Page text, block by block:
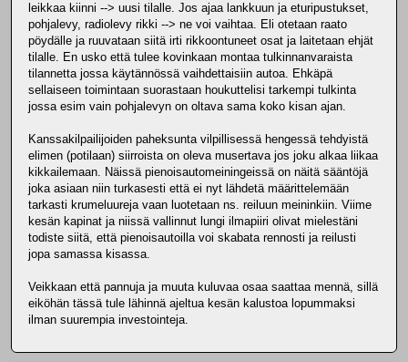
leikkaa kiinni --> uusi tilalle. Jos ajaa lankkuun ja eturipustukset,
pohjalevy, radiolevy rikki --> ne voi vaihtaa. Eli otetaan raato
pöydälle ja ruuvataan siitä irti rikkoontuneet osat ja laitetaan ehjät
tilalle. En usko että tulee kovinkaan montaa tulkinnanvaraista
tilannetta jossa käytännössä vaihdettaisiin autoa. Ehkäpä
sellaiseen toimintaan suorastaan houkuttelisi tarkempi tulkinta
jossa esim vain pohjalevyn on oltava sama koko kisan ajan.
Kanssakilpailijoiden paheksunta vilpillisessä hengessä tehdyistä
elimen (potilaan) siirroista on oleva musertava jos joku alkaa liikaa
kikkailemaan. Näissä pienoisautomeiningeissä on näitä sääntöjä
joka asiaan niin turkasesti että ei nyt lähdetä määrittelemään
tarkasti krumeluureja vaan luotetaan ns. reiluun meininkiin. Viime
kesän kapinat ja niissä vallinnut lungi ilmapiiri olivat mielestäni
todiste siitä, että pienoisautoilla voi skabata rennosti ja reilusti
jopa samassa kisassa.
Veikkaan että pannuja ja muuta kuluvaa osaa saattaa mennä, sillä
eiköhän tässä tule lähinnä ajeltua kesän kalustoa lopummaksi
ilman suurempia investointeja.